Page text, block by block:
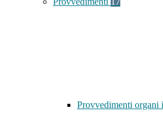
Provvedimenti